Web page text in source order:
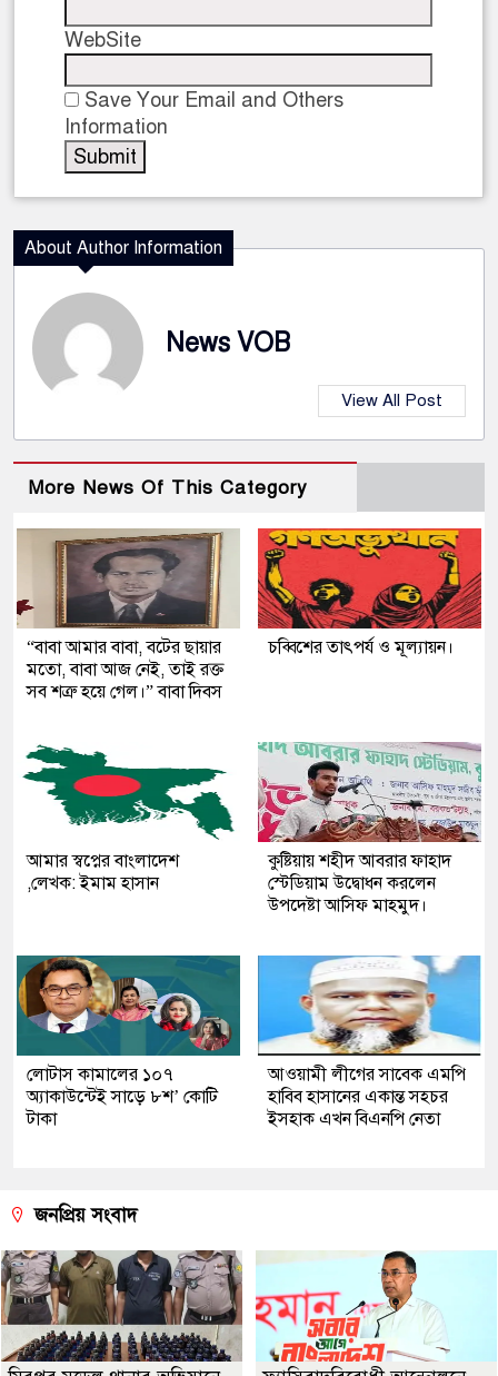
WebSite
Save Your Email and Others
Information
About Author Information
News VOB
View All Post
More News Of This Category
“বাবা আমার বাবা, বটের ছায়ার
মতো, বাবা আজ নেই, তাই রক্ত
সব শত্রু হয়ে গেল।” বাবা দিবস
চব্বিশের তাৎপর্য ও মূল্যায়ন।
আমার স্বপ্নের বাংলাদেশ
,লেখক: ইমাম হাসান
কুষ্টিয়ায় শহীদ আবরার ফাহাদ
স্টেডিয়াম উদ্বোধন করলেন
উপদেষ্টা আসিফ মাহমুদ।
লোটাস কামালের ১০৭
অ্যাকাউন্টেই সাড়ে ৮শ’ কোটি
টাকা
আওয়ামী লীগের সাবেক এমপি
হাবিব হাসানের একান্ত সহচর
ইসহাক এখন বিএনপি নেতা
জনপ্রিয় সংবাদ